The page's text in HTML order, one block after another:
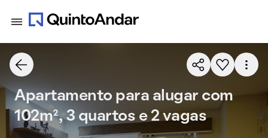
Apartamento para alugar com
102m², 3 quartos e 2 vagas